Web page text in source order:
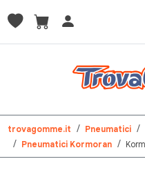
trovagomme.it Pneumatici
Pneumatici Kormoran